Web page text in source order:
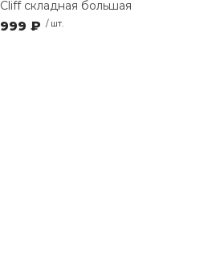
Cliff складная большая
999 ₽ / шт.